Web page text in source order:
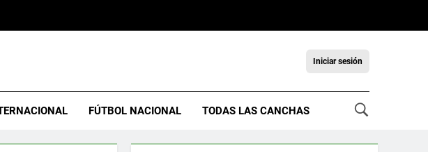
Iniciar sesión
FÚTBOL NACIONAL TODAS LAS CANCHAS